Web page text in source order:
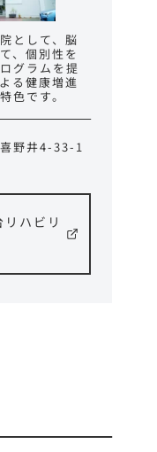
として、脳
、個別性を
グラムを提
る健康増進
色です。
野井4-33-1
ハビリ